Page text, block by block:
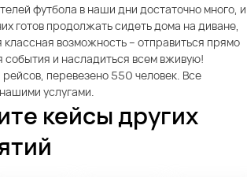
футбола в наши дни достаточно много, и
готов продолжать сидеть дома на диване,
классная возможность – отправиться прямо
события и насладиться всем вживую!
перевезено 550 человек. Все
услугами.
кейсы других